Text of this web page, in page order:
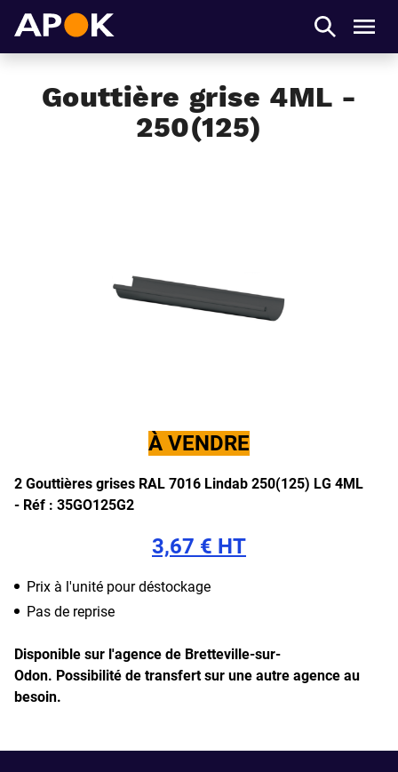
Gouttière grise 4ML -
250(125)
À VENDRE
2 Gouttières grises RAL 7016 Lindab 250(125) LG 4ML
- Réf : 35GO125G2
3,67 € HT
Prix à l'unité pour déstockage
Pas de reprise
Disponible sur l'agence de Bretteville-sur-
Odon. Possibilité de transfert sur une autre agence au
besoin.